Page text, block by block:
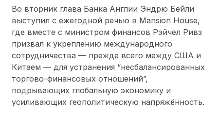
Во вторник глава Банка Англии Эндрю Бейли
выступил с ежегодной речью в Mansion House,
где вместе с министром финансов Рэйчел Ривз
призвал к укреплению международного
сотрудничества — прежде всего между США и
Китаем — для устранения “несбалансированных
торгово-финансовых отношений”,
подрывающих глобальную экономику и
усиливающих геополитическую напряжённость.